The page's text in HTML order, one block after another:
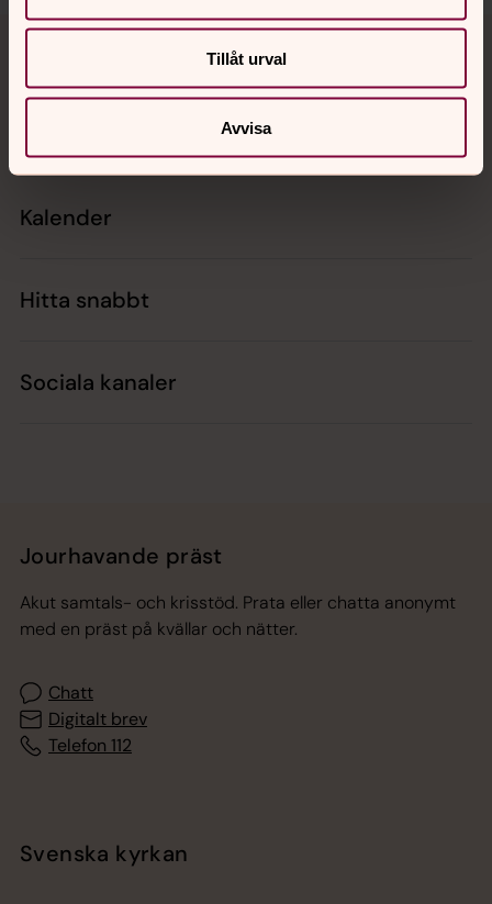
Tillåt urval
Avvisa
Tillbaka till toppen
Tillbaka till innehållet
Kalender
Hitta snabbt
Sociala kanaler
Jourhavande präst
Akut samtals- och krisstöd. Prata eller chatta anonymt
med en präst på kvällar och nätter.
Chatt
Digitalt brev
Telefon 112
Svenska kyrkan